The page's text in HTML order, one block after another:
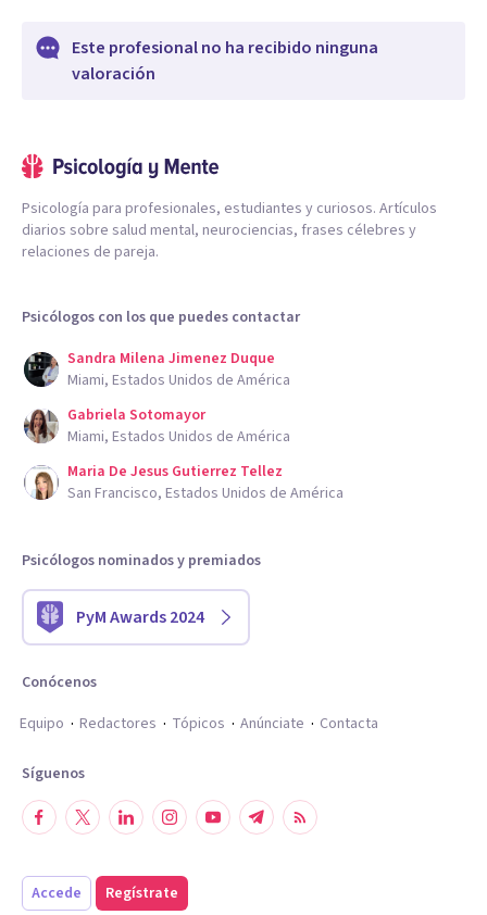
Este profesional no ha recibido ninguna
valoración
Psicología para profesionales, estudiantes y curiosos. Artículos
diarios sobre salud mental, neurociencias, frases célebres y
relaciones de pareja.
Psicólogos con los que puedes contactar
Sandra Milena Jimenez Duque
Miami, Estados Unidos de América
Gabriela Sotomayor
Miami, Estados Unidos de América
Maria De Jesus Gutierrez Tellez
San Francisco, Estados Unidos de América
Psicólogos nominados y premiados
PyM Awards 2024
Conócenos
Equipo
Redactores Tópicos Anúnciate Contacta
Síguenos
Accede Regístrate